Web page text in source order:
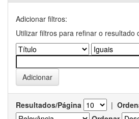
Adicionar filtros:
Utilizar filtros para refinar o resultado
Resultados/Página |